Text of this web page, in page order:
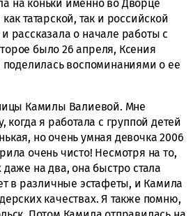
на коньки именно во Дворце
татарской, так и российской
рассказала о начале работы с
было 26 апреля, Ксения
воспоминаниями о ее
Камилы Валиевой. Мне
я работала с группой детей
но очень умная девочка 2006
очень чисто! Несмотря на то,
на два, она быстро стала
в различные эстафеты, и Камила
качествах. Я также помню,